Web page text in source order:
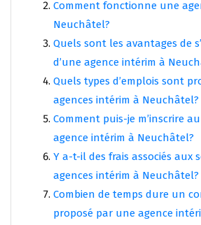
Comment fonctionne une
Neuchâtel?
Quels sont les avantages de
d’une agence intérim à
Quels types d’emplois sont
agences intérim à Neuchâtel?
Comment puis-je m’inscrire
agence intérim à Neuchâtel?
Y a-t-il des frais associés aux
agences intérim à Neuchâtel?
Combien de temps dure un
proposé par une agence